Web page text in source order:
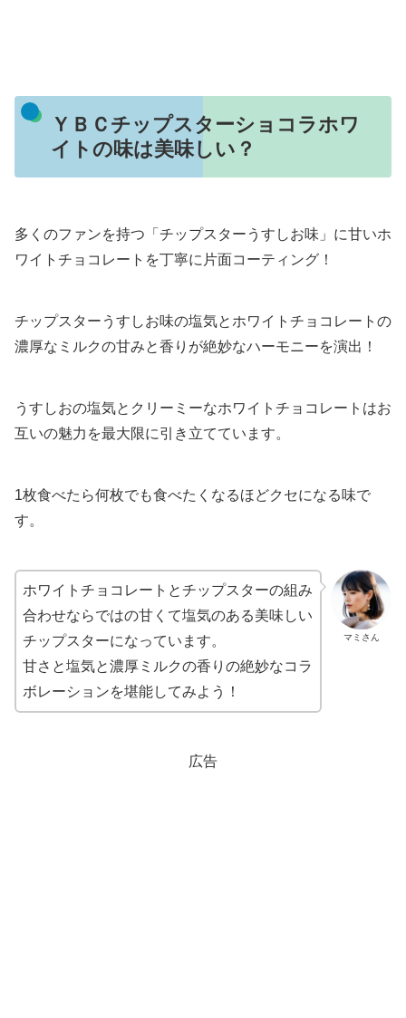
ＹＢＣチップスターショコラホワ
イトの味は美味しい？
多くのファンを持つ「チップスターうすしお味」に甘いホ
ワイトチョコレートを丁寧に片面コーティング！
チップスターうすしお味の塩気とホワイトチョコレートの
濃厚なミルクの甘みと香りが絶妙なハーモニーを演出！
うすしおの塩気とクリーミーなホワイトチョコレートはお
互いの魅力を最大限に引き立てています。
1枚食べたら何枚でも食べたくなるほどクセになる味で
す。
マミさん
ホワイトチョコレートとチップスターの組み
合わせならではの甘くて塩気のある美味しい
チップスターになっています。
甘さと塩気と濃厚ミルクの香りの絶妙なコラ
ボレーションを堪能してみよう！
広告